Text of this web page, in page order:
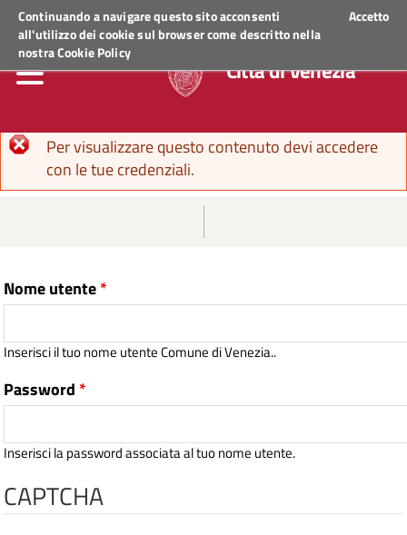
Continuando a navigare questo sito acconsenti
all'utilizzo dei cookie sul browser come descritto nella
nostraCookie Policy
Accetto
Regione Veneto ACCEDI AI SERVIZI
Città di Venezia
Messaggio di errore
Per visualizzare questo contenuto devi accedere
con le tue credenziali.
Nome utente*
Inserisci il tuo nome utente Comune di Venezia..
Password *
Inserisci la password associata al tuo nome utente.
CAPTCHA